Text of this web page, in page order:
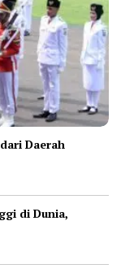
Daerah
di Dunia,